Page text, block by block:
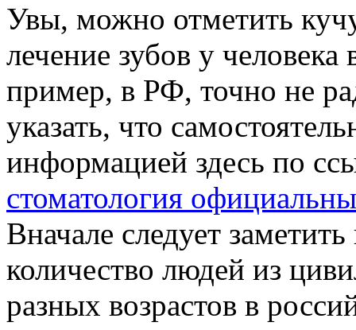
Увы, можно отметить
лечение зубов у
пример, в РФ, точно не
указать, что
информацией здесь по
стоматология
Вначале следует
количество людей из
разных возрастов в